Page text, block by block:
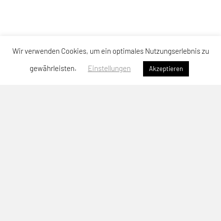
Wir verwenden Cookies, um ein optimales Nutzungserlebnis zu
gewährleisten.
Einstellungen Akzeptieren